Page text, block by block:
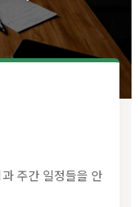
주간 일정들을 안